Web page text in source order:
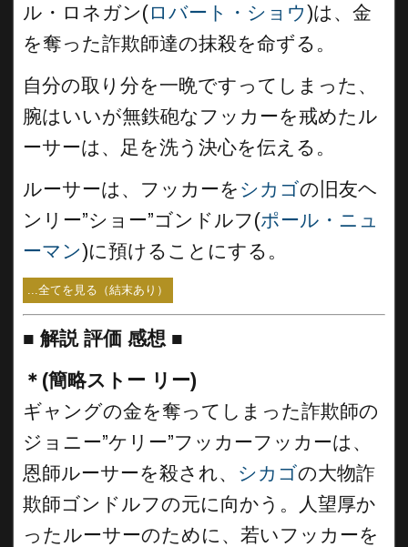
ル・ロネガン(ロバート・ショウ)は、金
を奪った詐欺師達の抹殺を命ずる。
自分の取り分を一晩ですってしまった、
腕はいいが無鉄砲なフッカーを戒めたル
ーサーは、足を洗う決心を伝える。
ルーサーは、フッカーを シカゴの旧友ヘ
ンリー”ショー”ゴンドルフ(ポール・ニュ
ーマン)に預けることにする。
...全てを見る（結末あり）
■ 解説 評価 感想 ■
＊(簡略ストー リー)
ギャングの金を奪ってしまった詐欺師の
ジョニー”ケリー”フッカーフッカーは、
恩師ルーサーを殺され、 シカゴの大物詐
欺師ゴンドルフの元に向かう。人望厚か
ったルーサーのために、若いフッカーを